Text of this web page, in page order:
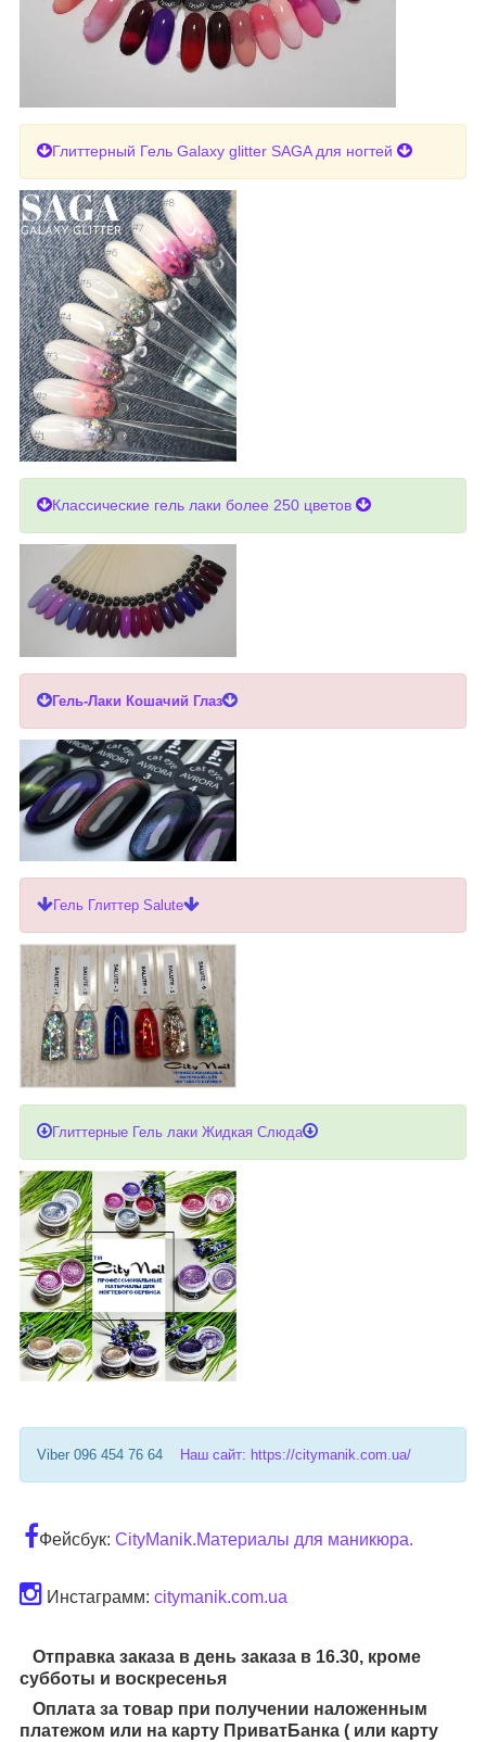
Глиттерный Гель Galaxy glitter SAGA для ногтей
Классические гель лаки более 250 цветов
Гель-Лаки Кошачий Глаз
Гель Глиттер Salute
Глиттерные Гель лаки Жидкая Слюда
Viber 096 454 76 64 Наш сайт: https://citymanik.com.ua/
Фейсбук: CityManik.Материалы для маникюра.
Инстаграмм: citymanik.com.ua
Отправка заказа в день заказа в 16.30, кроме
субботы и воскресенья
Оплата за товар при получении наложенным
платежом или на карту ПриватБанка ( или карту